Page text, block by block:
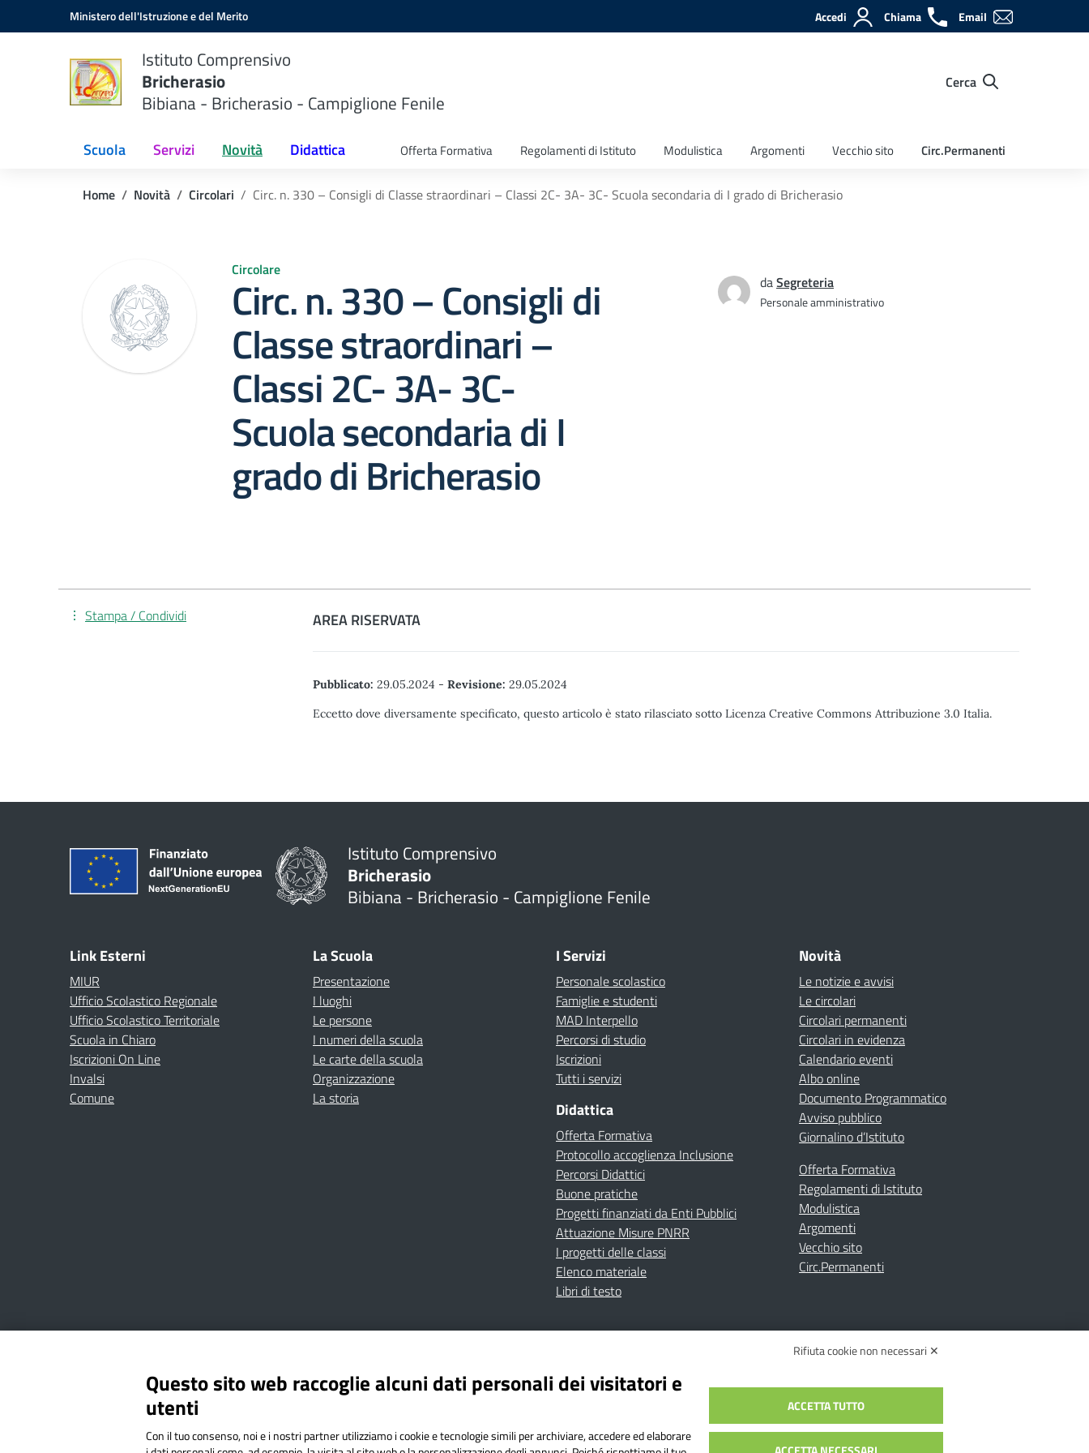
Vai ai contenuti
Vai al menu di navigazioneMinistero dell'Istruzione e del Merito Accedi Chiama Email
Istituto Comprensivo
Bricherasio
Bibiana - Bricherasio - Campiglione Fenile
Cerca
Scuola Servizi Novità Didattica Offerta Formativa Regolamenti di Istituto Modulistica Argomenti Vecchio sito Circ.Permanenti
Home Novità Circolari Circ. n. 330 – Consigli di Classe straordinari – Classi 2C- 3A- 3C- Scuola secondaria di I grado di Bricherasio
Circolare
Circ. n. 330 – Consigli di
Classe straordinari –
Classi 2C- 3A- 3C-
Scuola secondaria di I
grado di Bricherasio
daSegreteria
Personale amministrativo
AREA RISERVATA
Pubblicato: 29.05.2024 - Revisione: 29.05.2024
Eccetto dove diversamente specificato, questo articolo è stato rilasciato sotto Licenza Creative Commons Attribuzione 3.0 Italia.
Stampa / Condividi
Istituto Comprensivo
Bricherasio
Bibiana - Bricherasio - Campiglione Fenile
Link Esterni
MIUR
Ufficio Scolastico Regionale
Ufficio Scolastico Territoriale
Scuola in Chiaro
Iscrizioni On Line
Invalsi
Comune
La Scuola
Presentazione
I luoghi
Le persone
I numeri della scuola
Le carte della scuola
Organizzazione
La storia
I Servizi
Personale scolastico
Famiglie e studenti
MAD Interpello
Percorsi di studio
Iscrizioni
Tutti i servizi
Didattica
Offerta Formativa
Protocollo accoglienza Inclusione
Percorsi Didattici
Buone pratiche
Progetti finanziati da Enti Pubblici
Attuazione Misure PNRR
I progetti delle classi
Elenco materiale
Libri di testo
Novità
Le notizie e avvisi
Le circolari
Circolari permanenti
Circolari in evidenza
Calendario eventi
Albo online
Documento Programmatico
Avviso pubblico
Giornalino d’Istituto
Offerta Formativa
Regolamenti di Istituto
Modulistica
Argomenti
Vecchio sito
Circ.Permanenti
Amministrazione TrasparenteAlbo onlinePrivacy PolicyDichiarazione di accessibilitàContattiNote Legali
Via Cesare Bollea n. 3 - 10064 Bricherasio (TO) | P.E.O.: toic84200d@istruzione.it | P.E.C.: toic84200d@pec.istruzione.it
Codice Fiscale: 94544620019 | Cod. Meccanografico: TOIC84200D | Codice IPA: istsc_toic84200d | Codice Univoco: UFYI9M
Rifiuta cookie non necessari ✕
Questo sito web raccoglie alcuni dati personali dei visitatori e
utenti
Con il tuo consenso, noi e i nostri partner utilizziamo i cookie e tecnologie simili per archiviare, accedere ed elaborare
ACCETTA TUTTO